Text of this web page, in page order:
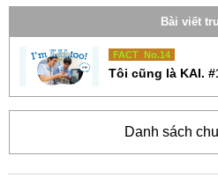
Bài viết
FACT No.14
Tôi cũng là KAI.
Danh sách